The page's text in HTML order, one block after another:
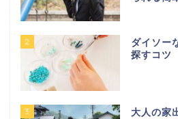
2
ダイソー
探すコツ
3
大人の家